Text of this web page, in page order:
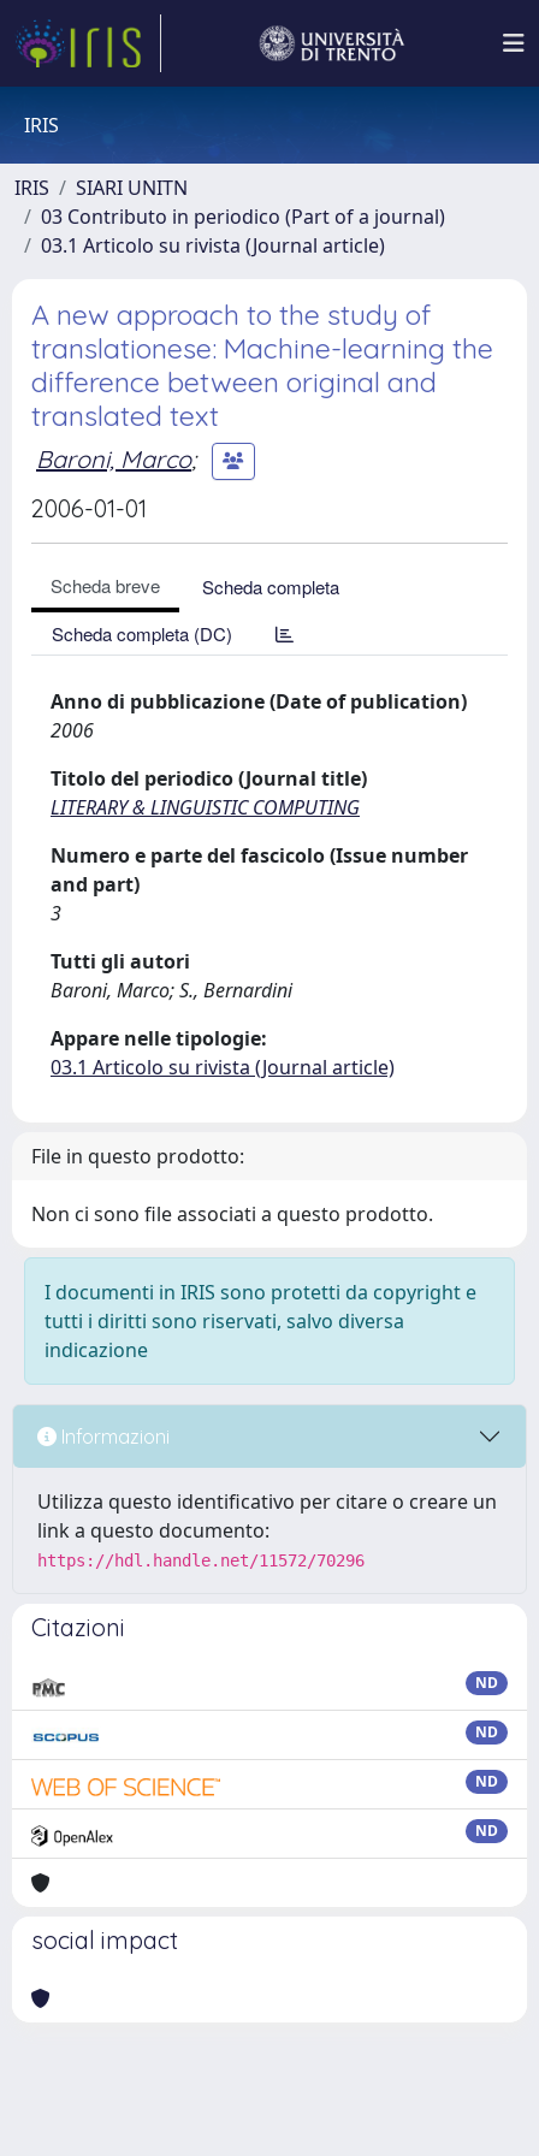
IRIS
IRIS
SIARI UNITN
03 Contributo in periodico (Part of a journal)
03.1 Articolo su rivista (Journal article)
A new approach to the study of
translationese: Machine-learning the
difference between original and
translated text
Baroni, Marco;
2006-01-01
Scheda breve
Scheda completa
Scheda completa (DC)
Anno di pubblicazione (Date of publication)
2006
Titolo del periodico (Journal title)
LITERARY & LINGUISTIC COMPUTING
Numero e parte del fascicolo (Issue number
and part)
3
Tutti gli autori
Baroni, Marco; S., Bernardini
Appare nelle tipologie:
03.1 Articolo su rivista (Journal article)
File in questo prodotto:
Non ci sono file associati a questo prodotto.
I documenti in IRIS sono protetti da copyright e
tutti i diritti sono riservati, salvo diversa
indicazione
Informazioni
Utilizza questo identificativo per citare o creare un
link a questo documento:
https://hdl.handle.net/11572/70296
Citazioni
ND
ND
ND
ND
social impact